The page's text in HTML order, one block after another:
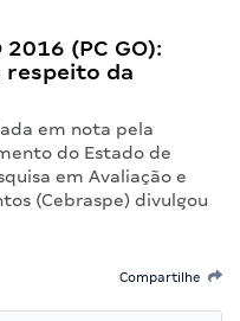
(PC GO):
respeito da
em nota pela
do Estado de
em Avaliação e
(Cebraspe) divulgou
Compartilhe